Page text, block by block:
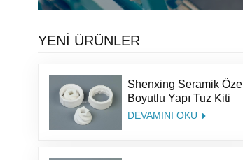
YENİ ÜRÜNLER
Shenxing Seramik Özel
Boyutlu Yapı Tuz Kiti
Karabiber Parçaları
DEVAMINI OKU